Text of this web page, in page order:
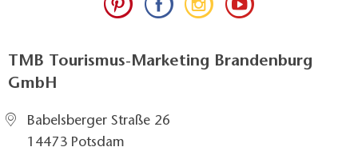
TMB Tourismus-Marketing Brandenburg
GmbH
Babelsberger Straße 26
14473 Potsdam